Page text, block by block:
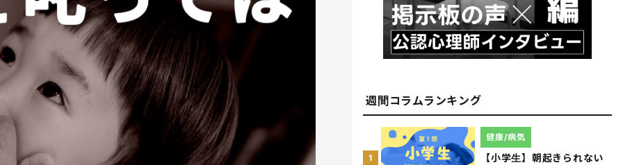
週間コラムランキング
1
【小学生】朝起きられない
健康/病気